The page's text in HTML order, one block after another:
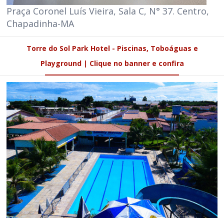
Praça Coronel Luís Vieira, Sala C, N° 37. Centro,
Chapadinha-MA
Torre do Sol Park Hotel - Piscinas, Toboáguas e
Playground | Clique no banner e confira